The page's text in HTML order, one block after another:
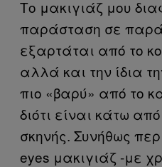
Το μακιγιάζ μου
παράσταση σε
εξαρτάται από το
αλλά και την ίδια
πιο «βαρύ» από το
διότι είναι κάτω
σκηνής. Συνήθως
eyes μακιγιάζ -με